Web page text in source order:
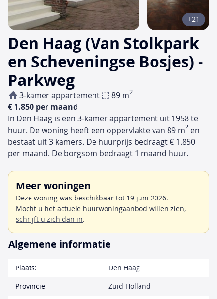
Den Haag (Van Stolkpark
en Scheveningse Bosjes) -
Parkweg
3-kamer appartement 89 m2
€ 1.850 per maand
+21
In Den Haag is een 3-kamer appartement uit 1958 te
huur. De woning heeft een oppervlakte van 89 m2 en
bestaat uit 3 kamers. De huurprijs bedraagt € 1.850
per maand. De borgsom bedraagt 1 maand huur.
Meer woningen
Deze woning was beschikbaar tot 19 juni 2026.
Mocht u het actuele huurwoningaanbod willen zien,
schrijft u zich dan in.
Algemene informatie
Plaats:
Den Haag
Provincie:
Zuid-Holland